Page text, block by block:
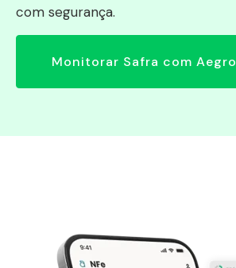
com segurança.
Monitorar Safra com Aegro